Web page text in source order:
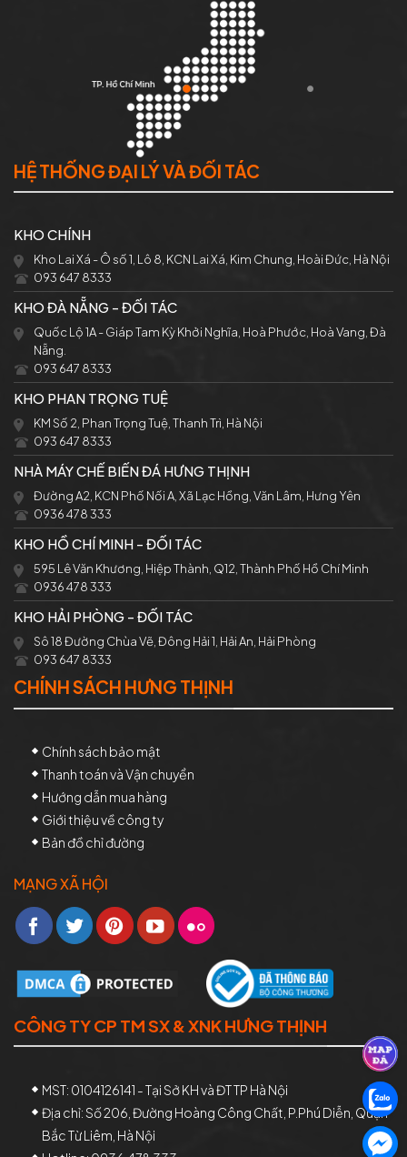
HỆ THỐNG ĐẠI LÝ VÀ ĐỐI TÁC
KHO CHÍNH
Kho Lai Xá - Ô số 1, Lô 8, KCN Lai Xá, Kim Chung, Hoài Đức, Hà Nội
093 647 8333
KHO ĐÀ NẴNG - ĐỐI TÁC
Quốc Lộ 1A - Giáp Tam Kỳ Khởi Nghĩa, Hoà Phước, Hoà Vang, Đà
Nẵng.
093 647 8333
KHO PHAN TRỌNG TUỆ
KM Số 2, Phan Trọng Tuệ, Thanh Trì, Hà Nội
093 647 8333
NHÀ MÁY CHẾ BIẾN ĐÁ HƯNG THỊNH
Đường A2, KCN Phố Nối A, Xã Lạc Hồng, Văn Lâm, Hưng Yên
0936 478 333
KHO HỒ CHÍ MINH - ĐỐI TÁC
595 Lê Văn Khương, Hiệp Thành, Q12, Thành Phố Hồ Chí Minh
0936 478 333
KHO HẢI PHÒNG - ĐỐI TÁC
Sô 18 Đường Chùa Vẽ, Đông Hải 1, Hải An, Hải Phòng
093 647 8333
CHÍNH SÁCH HƯNG THỊNH
Chính sách bảo mật
Thanh toán và Vận chuyển
Hướng dẫn mua hàng
Giới thiệu về công ty
Bản đồ chỉ đường
MẠNG XÃ HỘI
CÔNG TY CP TM SX & XNK HƯNG THỊNH
MST: 0104126141 - Tại Sở KH và ĐT TP Hà Nội
Địa chỉ: Số 206, Đường Hoàng Công Chất, P.Phú Diễn, Quận
Bắc Từ Liêm, Hà Nội